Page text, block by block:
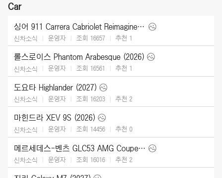
Car
싱어 911 Carrera Cabriolet Reimagined Type 964 (2026)
신차소식 운영자 조회 16657 추천 1
롤스로이스 Phantom Arabesque (2026)
신차소식 운영자 조회 16561 추천 1
도요타 Highlander (2027)
신차소식 운영자 조회 16203 추천 2
마힌드라 XEV 9S (2026)
신차소식 운영자 조회 14456 추천 0
메르세데스-벤츠 GLC53 AMG Coupe (2027)
신차소식 운영자 조회 16016 추천 2